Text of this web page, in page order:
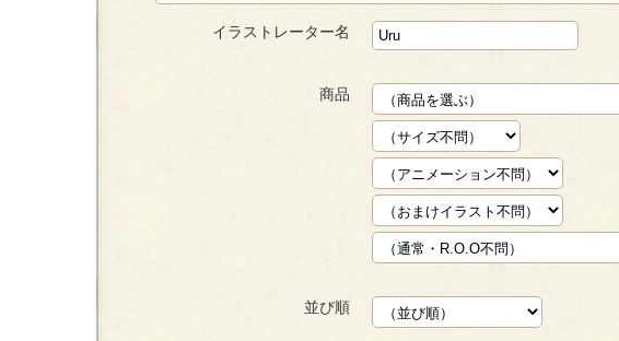
イラストレーター名
商品
並び順